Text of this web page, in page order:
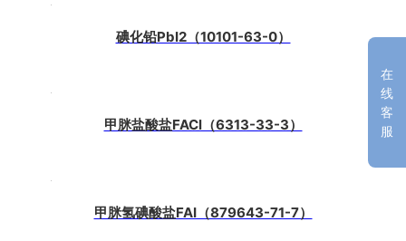
碘化铅PbI2（10101-63-0）
甲脒盐酸盐FACl（6313-33-3）
甲脒氢碘酸盐FAI（879643-71-7）
在
线
客
服